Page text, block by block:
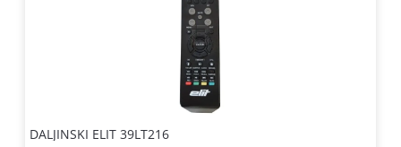
DALJINSKI ELIT 39LT216